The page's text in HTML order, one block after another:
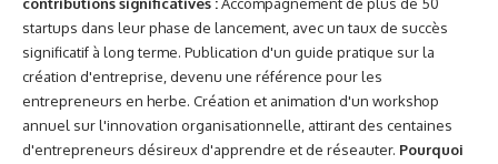
contributions significatives :Accompagnement de plus de 50
startups dans leur phase de lancement, avec un taux de succès
significatif à long terme. Publication d'un guide pratique sur la
création d'entreprise, devenu une référence pour les
entrepreneurs en herbe. Création et animation d'un workshop
annuel sur l'innovation organisationnelle, attirant des centaines
d'entrepreneurs désireux d'apprendre et de réseauter. Pourquoi